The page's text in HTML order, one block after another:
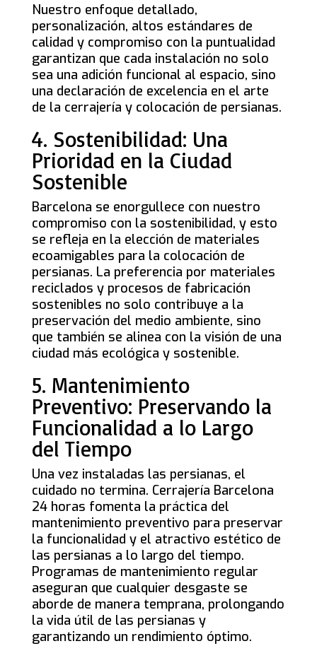
Nuestro enfoque detallado,
personalización, altos estándares de
calidad y compromiso con la puntualidad
garantizan que cada instalación no solo
sea una adición funcional al espacio, sino
una declaración de excelencia en el arte
de la cerrajería y colocación de persianas.
4. Sostenibilidad: Una
Prioridad en la Ciudad
Sostenible
Barcelona se enorgullece con nuestro
compromiso con la sostenibilidad, y esto
se refleja en la elección de materiales
ecoamigables para la colocación de
persianas. La preferencia por materiales
reciclados y procesos de fabricación
sostenibles no solo contribuye a la
preservación del medio ambiente, sino
que también se alinea con la visión de una
ciudad más ecológica y sostenible.
5. Mantenimiento
Preventivo: Preservando la
Funcionalidad a lo Largo
del Tiempo
Una vez instaladas las persianas, el
cuidado no termina. Cerrajería Barcelona
24 horas fomenta la práctica del
mantenimiento preventivo para preservar
la funcionalidad y el atractivo estético de
las persianas a lo largo del tiempo.
Programas de mantenimiento regular
aseguran que cualquier desgaste se
aborde de manera temprana, prolongando
la vida útil de las persianas y
garantizando un rendimiento óptimo.